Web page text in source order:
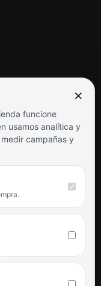
×
funcione
usamos analítica y
campañas y